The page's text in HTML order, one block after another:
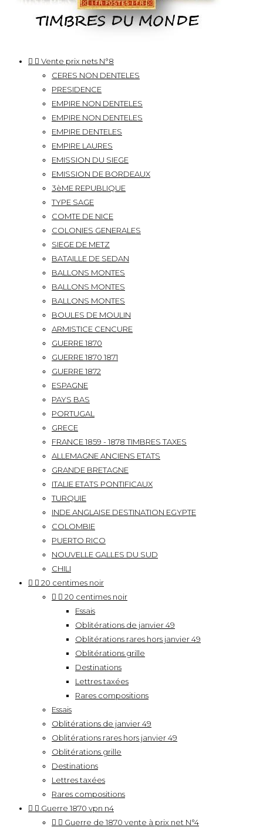
  Vente prix nets N°8
CERES NON DENTELES
PRESIDENCE
EMPIRE NON DENTELES
EMPIRE NON DENTELES
EMPIRE DENTELES
EMPIRE LAURES
EMISSION DU SIEGE
EMISSION DE BORDEAUX
3èME REPUBLIQUE
TYPE SAGE
COMTE DE NICE
COLONIES GENERALES
SIEGE DE METZ
BATAILLE DE SEDAN
BALLONS MONTES
BALLONS MONTES
BALLONS MONTES
BOULES DE MOULIN
ARMISTICE CENCURE
GUERRE 1870
GUERRE 1870 1871
GUERRE 1872
ESPAGNE
PAYS BAS
PORTUGAL
GRECE
FRANCE 1859 - 1878 TIMBRES TAXES
ALLEMAGNE ANCIENS ETATS
GRANDE BRETAGNE
ITALIE ETATS PONTIFICAUX
TURQUIE
INDE ANGLAISE DESTINATION EGYPTE
COLOMBIE
PUERTO RICO
NOUVELLE GALLES DU SUD
CHILI
  20 centimes noir
  20 centimes noir
Essais
Oblitérations de janvier 49
Oblitérations rares hors janvier 49
Oblitérations grille
Destinations
Lettres taxées
Rares compositions
Essais
Oblitérations de janvier 49
Oblitérations rares hors janvier 49
Oblitérations grille
Destinations
Lettres taxées
Rares compositions
  Guerre 1870 vpn n4
  Guerre de 1870 vente à prix net N°4